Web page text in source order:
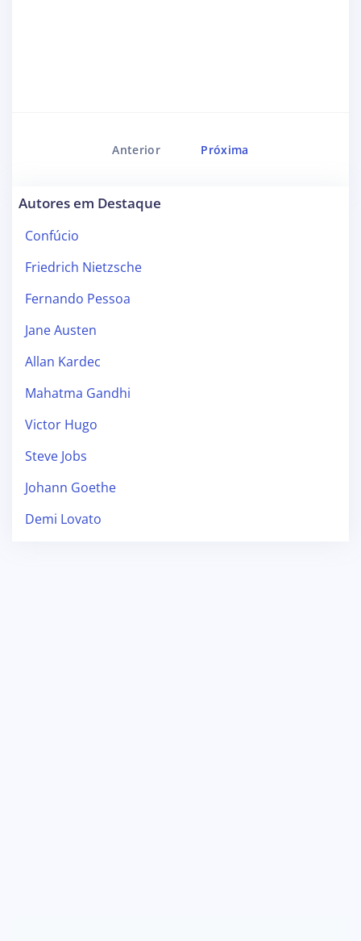
Anterior Próxima
Autores em Destaque
Confúcio
Friedrich Nietzsche
Fernando Pessoa
Jane Austen
Allan Kardec
Mahatma Gandhi
Victor Hugo
Steve Jobs
Johann Goethe
Demi Lovato